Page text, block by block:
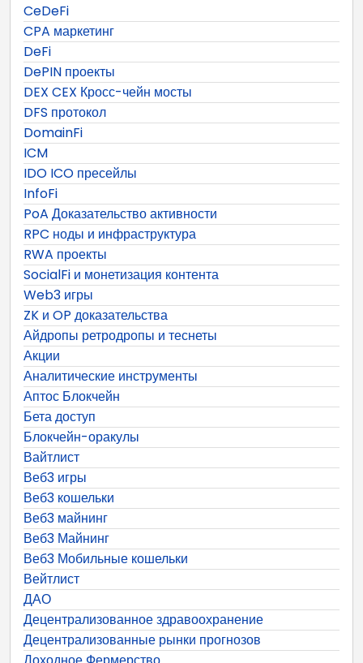
CeDeFi
CPA маркетинг
DeFi
DePIN проекты
DEX CEX Кросс-чейн мосты
DFS протокол
DomainFi
ICM
IDO ICO пресейлы
InfoFi
PoA Доказательство активности
RPC ноды и инфраструктура
RWA проекты
SocialFi и монетизация контента
Web3 игры
ZK и OP доказательства
Айдропы ретродропы и теснеты
Акции
Аналитические инструменты
Аптос Блокчейн
Бета доступ
Блокчейн-оракулы
Вайтлист
Веб3 игры
Веб3 кошельки
Веб3 майнинг
Веб3 Майнинг
Веб3 Мобильные кошельки
Вейтлист
ДАО
Децентрализованное здравоохранение
Децентрализованные рынки прогнозов